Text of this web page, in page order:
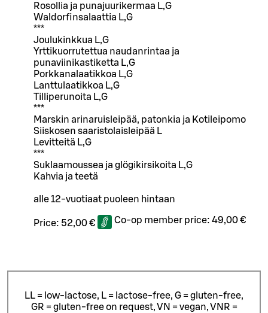
Rosollia ja punajuurikermaa L,G
Waldorfinsalaattia L,G
***
Joulukinkkua L,G
Yrttikuorrutettua naudanrintaa ja
punaviinikastiketta L,G
Porkkanalaatikkoa L,G
Lanttulaatikkoa L,G
Tilliperunoita L,G
***
Marskin arinaruisleipää, patonkia ja Kotileipomo
Siiskosen saaristolaisleipää L
Levitteitä L,G
***
Suklaamoussea ja glögikirsikoita L,G
Kahvia ja teetä
alle 12-vuotiaat puoleen hintaan
Price: 52,00 € Co-op member price: 49,00 €
LL = low-lactose, L = lactose-free, G = gluten-free,
GR = gluten-free on request, VN = vegan, VNR =